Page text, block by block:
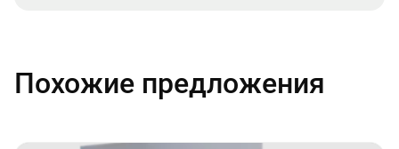
Похожие предложения